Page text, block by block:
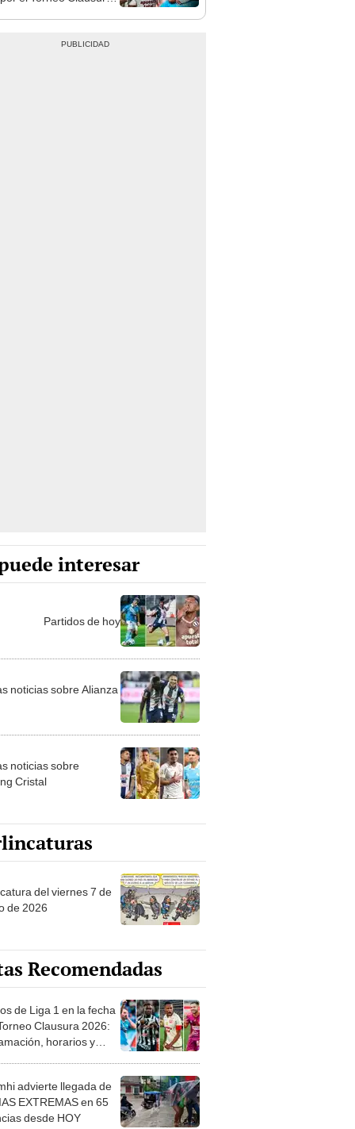
interesar
Partidos de hoy
noticias sobre Alianza
noticias sobre
Cristal
del viernes 7 de
de 2026
Recomendadas
de Liga 1 en la fecha
Clausura 2026:
horarios y
advierte llegada de
EXTREMAS en 65
desde HOY